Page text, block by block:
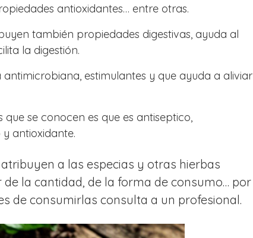
antioxidantes… entre otras.
también propiedades digestivas, ayuda al
la digestión.
antimicrobiana, estimulantes y que ayuda a aliviar
que se conocen es que es antiseptico,
antioxidante.
a las especias y otras hierbas
la cantidad, de la forma de consumo… por
de consumirlas consulta a un profesional.